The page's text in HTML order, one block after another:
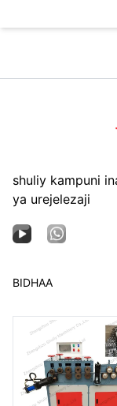
shuliy kampuni
ya urejelezaji
BIDHAA